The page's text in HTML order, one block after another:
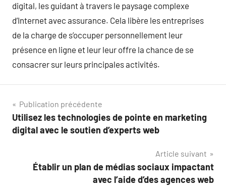
digital, les guidant à travers le paysage complexe
d’Internet avec assurance. Cela libère les entreprises
de la charge de s’occuper personnellement leur
présence en ligne et leur leur offre la chance de se
consacrer sur leurs principales activités.
Navigation
de
Publication précédente
Utilisez les technologies de pointe en marketing
digital avec le soutien d’experts web
Article suivant
Établir un plan de médias sociaux impactant
avec l’aide d’des agences web